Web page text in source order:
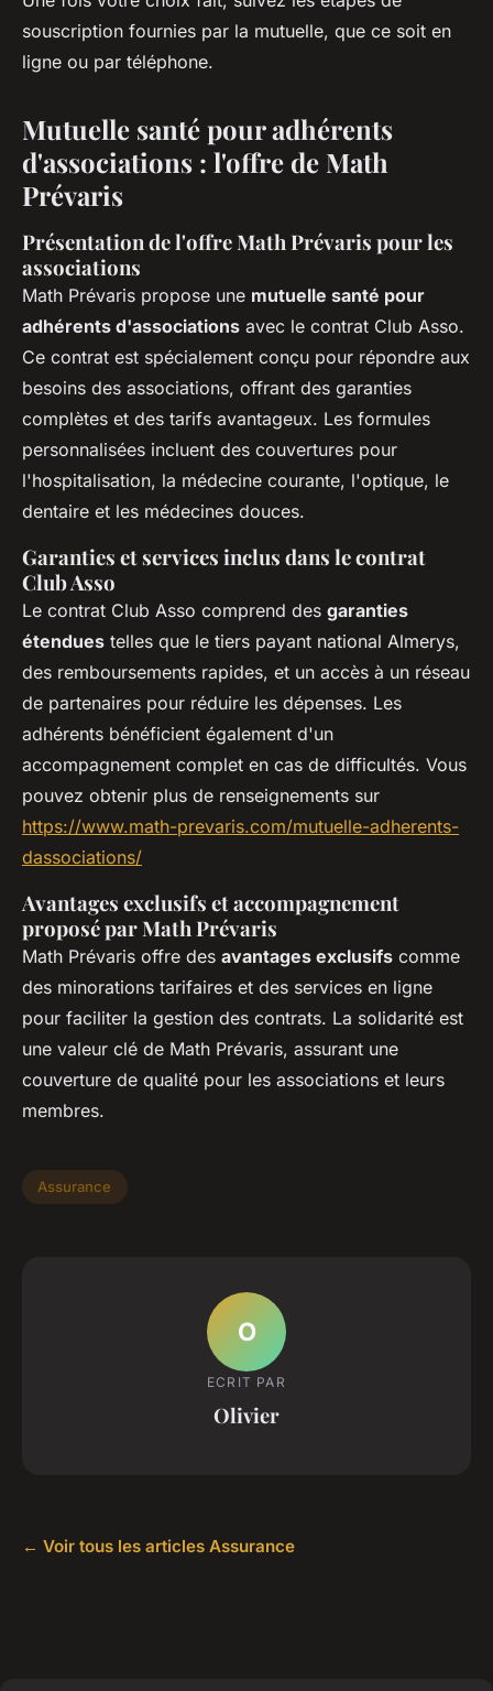
souscription fournies par la mutuelle, que ce soit en
ligne ou par téléphone.
Mutuelle santé pour adhérents
d'associations : l'offre de Math
Prévaris
Présentation de l'offre Math Prévaris pour les
associations
Math Prévaris propose une mutuelle santé pour
adhérents d'associations avec le contrat Club Asso.
Ce contrat est spécialement conçu pour répondre aux
besoins des associations, offrant des garanties
complètes et des tarifs avantageux. Les formules
personnalisées incluent des couvertures pour
l'hospitalisation, la médecine courante, l'optique, le
dentaire et les médecines douces.
Garanties et services inclus dans le contrat
Club Asso
Le contrat Club Asso comprend des garanties
étendues telles que le tiers payant national Almerys,
des remboursements rapides, et un accès à un réseau
de partenaires pour réduire les dépenses. Les
adhérents bénéficient également d'un
accompagnement complet en cas de difficultés. Vous
pouvez obtenir plus de renseignements sur
https://www.math-prevaris.com/mutuelle-adherents-
dassociations/
Avantages exclusifs et accompagnement
proposé par Math Prévaris
Math Prévaris offre des avantages exclusifs comme
des minorations tarifaires et des services en ligne
pour faciliter la gestion des contrats. La solidarité est
une valeur clé de Math Prévaris, assurant une
couverture de qualité pour les associations et leurs
membres.
Assurance
O
ECRIT PAR
Olivier
← Voir tous les articles Assurance